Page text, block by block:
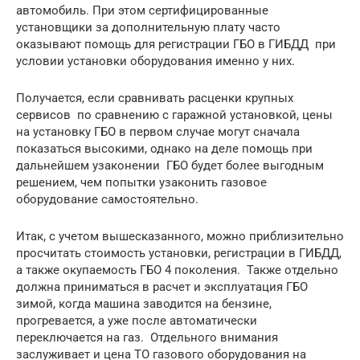
автомобиль. При этом сертифицированные
установщики за дополнительную плату часто
оказывают помощь для регистрации ГБО в ГИБДД при
условии установки оборудования именно у них.
Получается, если сравнивать расценки крупных
сервисов по сравнению с гаражной установкой, цены
на установку ГБО в первом случае могут сначала
показаться высокими, однако на деле помощь при
дальнейшем узаконении ГБО будет более выгодным
решением, чем попытки узаконить газовое
оборудование самостоятельно.
Итак, с учетом вышесказанного, можно приблизительно
просчитать стоимость установки, регистрации в ГИБДД,
а также окупаемость ГБО 4 поколения. Также отдельно
должна приниматься в расчет и эксплуатация ГБО
зимой, когда машина заводится на бензине,
прогревается, а уже после автоматически
переключается на газ. Отдельного внимания
заслуживает и цена ТО газового оборудования на